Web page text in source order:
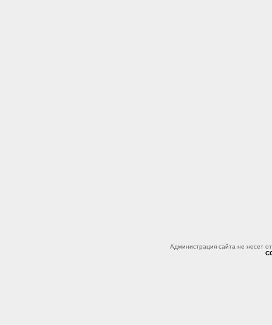
Администрация сайта не несет